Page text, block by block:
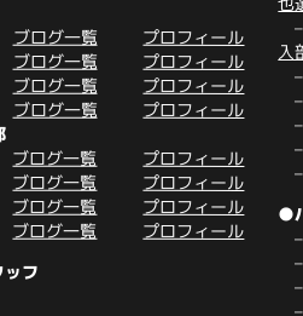
ブログ一覧 プロフィール
ブログ一覧 プロフィール
ブログ一覧
プロフィール
ブログ一覧 プロフィール
ブログ一覧 プロフィール
ブログ一覧 プロフィール
ブログ一覧 プロフィール
ブログ一覧 プロフィール
フ
入
●